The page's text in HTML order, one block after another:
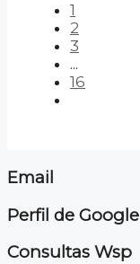
1
2
3
...
16
Email
Perfil de Google
Consultas Wsp